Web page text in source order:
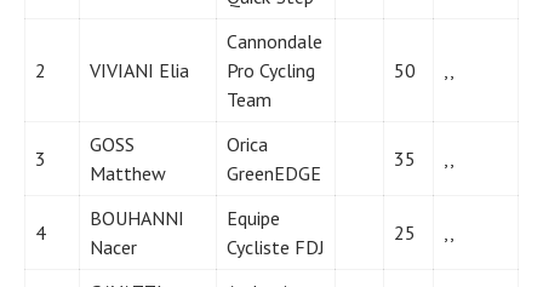
2 VIVIANI Elia
Cannondale
Pro Cycling
Team
50
3
GOSS
Matthew
Orica
GreenEDGE
35
4
BOUHANNI
Nacer
Equipe
Cycliste FDJ
25
Technologies